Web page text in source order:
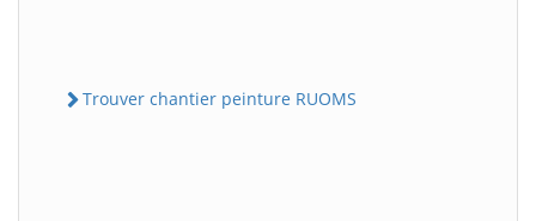
Trouver chantier peinture RUOMS